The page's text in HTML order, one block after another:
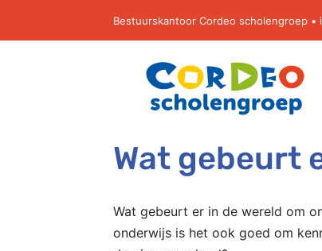
Bestuurskantoor Cordeo scholengroep •
Wat gebeurt
Wat gebeurt er in de wereld om
onderwijs is het ook goed om